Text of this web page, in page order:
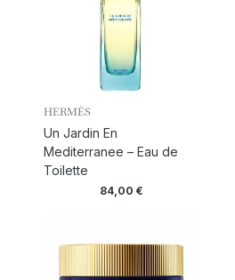
HERMÈS
Un Jardin En
Mediterranee – Eau de
Toilette
84,00 €